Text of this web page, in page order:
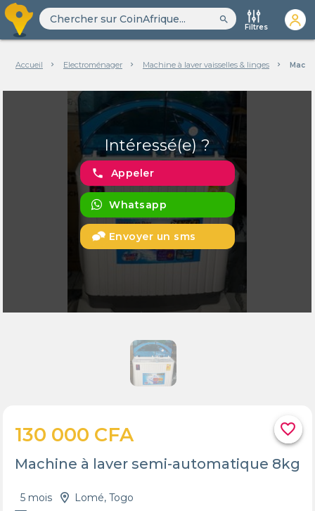
search
Filtres
Accueil Electroménager Machine à laver vaisselles & linges
Intéressé(e) ?
phone Appeler
Whatsapp
Envoyer un sms
favorite_border
130 000 CFA
Machine à laver semi-automatique 8kg
5 mois
Lomé, Togo